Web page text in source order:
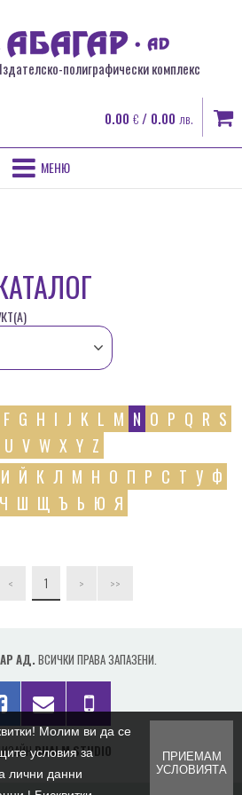
Молим ви да се
условия за
лични данни
ПРИЕМАМ
УСЛОВИЯТА
полиграфически комплекс
0.00 € / 0.00 лв.
УСЛУГИ
ПЕЧАТ
КНИГИ
ПРОДУКТИ
КОНТАКТИ
F G H I J K L M N O P Q R S
U V W X Y Z
И Й К Л М Н О П Р С Т У Ф
Ч Ш Щ Ъ Ь Ю Я
< 1 > >>
АД.ВСИЧКИ ПРАВА ЗАПАЗЕНИ.
DUALM STUDIO